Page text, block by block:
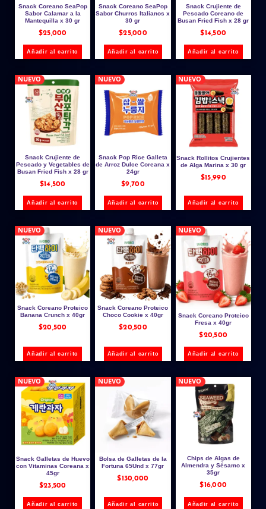
Snack Coreano SeaPop
Sabor Calamar a la
Mantequilla x 30 gr
$25,000
Añadir al carrito
Snack Coreano SeaPop
Sabor Churros Italianos x
30 gr
$25,000
Añadir al carrito
Snack Crujiente de
Pescado Coreano de
Busan Fried Fish x 28 gr
$14,500
Añadir al carrito
NUEVO
Snack Crujiente de
Pescado y Vegetables de
Busan Fried Fish x 28 gr
$14,500
Añadir al carrito
NUEVO
Snack Pop Rice Galleta
de Arroz Dulce Coreana x
24gr
$9,700
Añadir al carrito
NUEVO
Snack Rollitos Crujientes
de Alga Marina x 30 gr
$15,990
Añadir al carrito
NUEVO
Snack Coreano Proteico
Banana Crunch x 40gr
$20,500
Añadir al carrito
NUEVO
Snack Coreano Proteico
Choco Cookie x 40gr
$20,500
Añadir al carrito
NUEVO
Snack Coreano Proteico
Fresa x 40gr
$20,500
Añadir al carrito
NUEVO
Snack Galletas de Huevo
con Vitaminas Coreana x
45gr
$23,500
Añadir al carrito
NUEVO
Bolsa de Galletas de la
Fortuna 65Und x 77gr
$130,000
Añadir al carrito
NUEVO
Chips de Algas de
Almendra y Sésamo x
35gr
$16,000
Añadir al carrito